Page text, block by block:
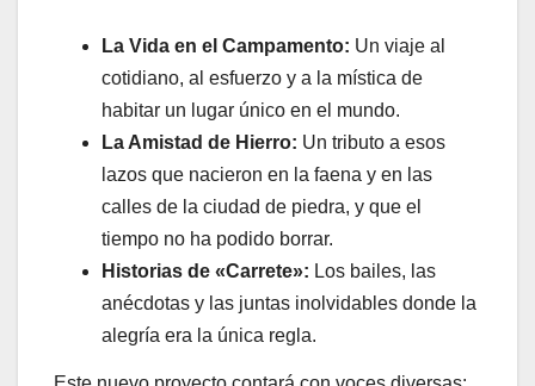
La Vida en el Campamento: Un viaje al
cotidiano, al esfuerzo y a la mística de
habitar un lugar único en el mundo.
La Amistad de Hierro: Un tributo a esos
lazos que nacieron en la faena y en las
calles de la ciudad de piedra, y que el
tiempo no ha podido borrar.
Historias de «Carrete»: Los bailes, las
anécdotas y las juntas inolvidables donde la
alegría era la única regla.